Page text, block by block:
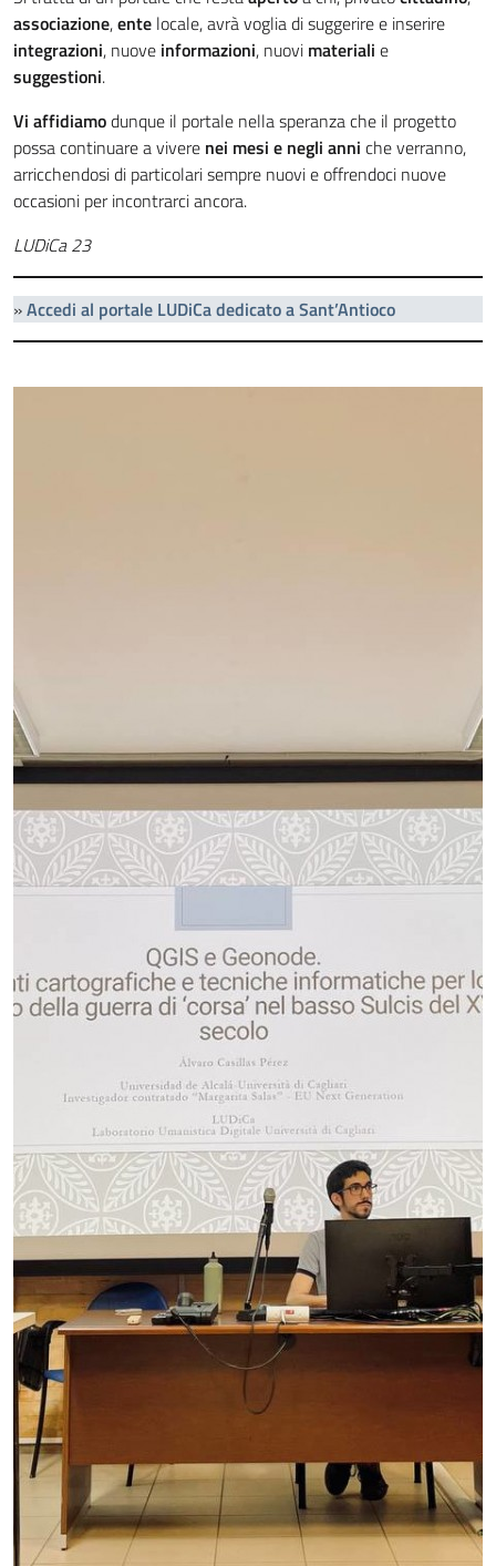
associazione,ente locale, avrà voglia di suggerire e inserire
integrazioni, nuove informazioni, nuovi materiali e
suggestioni.
Vi affidiamodunque il portale nella speranza che il progetto
possa continuare a vivere nei mesi e negli anni che verranno,
arricchendosi di particolari sempre nuovi e offrendoci nuove
occasioni per incontrarci ancora.
LUDiCa 23
»Accedi al portale LUDiCa dedicato a Sant’Antioco